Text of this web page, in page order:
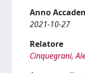
Anno
2021-10-27
Relatore
Cinquegrani,